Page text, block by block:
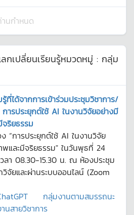
นกำหนด
กเปลี่ยนเรียนรู้หมวดหมู่ : กลุ่ม
ที่ได้จากการเข้าร่วมประชุมวิชาการ/
การประยุกต์ใช้ AI ในงานวิจัยอย่างมี
ริยธรรม
“การประยุกต์ใช้ AI ในงานวิจัย
พและมีจริยธรรม" ในวันพุธที่ 24
ลา 08.30-15.30 น. ณ ห้องประชุม
ยและผ่านระบบออนไลน์ (Zoom
กลุ่มงานตามสมรรถนะ
นสายวิชาการ